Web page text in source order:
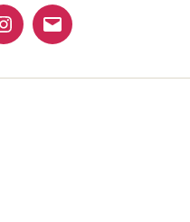
Instagram
Email